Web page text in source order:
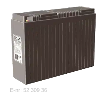
52 309 36